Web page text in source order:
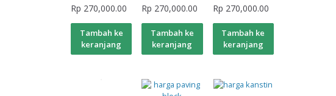
Rp 270,000.00
Tambah ke
keranjang
Rp 270,000.00
Tambah ke
keranjang
Rp 270,000.00
Tambah ke
keranjang